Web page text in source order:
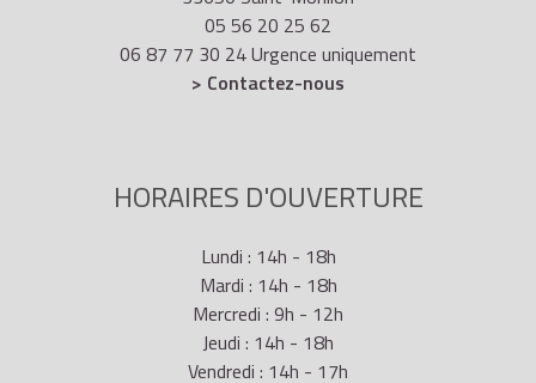
05 56 20 25 62
06 87 77 30 24 Urgence uniquement
> Contactez-nous
HORAIRES D'OUVERTURE
Lundi : 14h - 18h
Mardi : 14h - 18h
Mercredi : 9h - 12h
Jeudi : 14h - 18h
Vendredi : 14h - 17h